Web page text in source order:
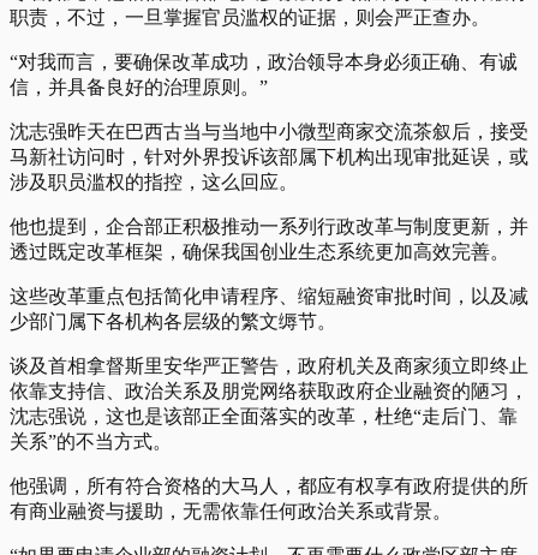
职责，不过，一旦掌握官员滥权的证据，则会严正查办。
“对我而言，要确保改革成功，政治领导本身必须正确、有诚
信，并具备良好的治理原则。”
沈志强昨天在巴西古当与当地中小微型商家交流茶叙后，接受
马新社访问时，针对外界投诉该部属下机构出现审批延误，或
涉及职员滥权的指控，这么回应。
他也提到，企合部正积极推动一系列行政改革与制度更新，并
透过既定改革框架，确保我国创业生态系统更加高效完善。
这些改革重点包括简化申请程序、缩短融资审批时间，以及减
少部门属下各机构各层级的繁文缛节。
谈及首相拿督斯里安华严正警告，政府机关及商家须立即终止
依靠支持信、政治关系及朋党网络获取政府企业融资的陋习，
沈志强说，这也是该部正全面落实的改革，杜绝“走后门、靠
关系”的不当方式。
他强调，所有符合资格的大马人，都应有权享有政府提供的所
有商业融资与援助，无需依靠任何政治关系或背景。